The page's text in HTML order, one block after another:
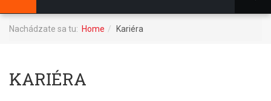
Nachádzate sa tu: Home Kariéra
KARIÉRA